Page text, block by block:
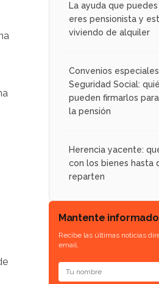
La ayuda que
eres pensionista y
viviendo de alquiler
Convenios
Seguridad Social:
pueden firmarlos
la pensión
Herencia yacente:
con los bienes hasta
reparten
Mantente informado
Recibe las últimas noticias
email.